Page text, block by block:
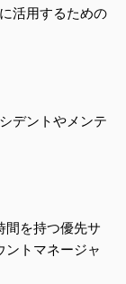
活用するための
デントやメンテ
間を持つ優先サ
ントマネージャ